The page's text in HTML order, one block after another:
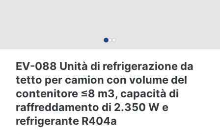
EV-088 Unità di refrigerazione da
tetto per camion con volume del
contenitore ≤8 m3, capacità di
raffreddamento di 2.350 W e
refrigerante R404a